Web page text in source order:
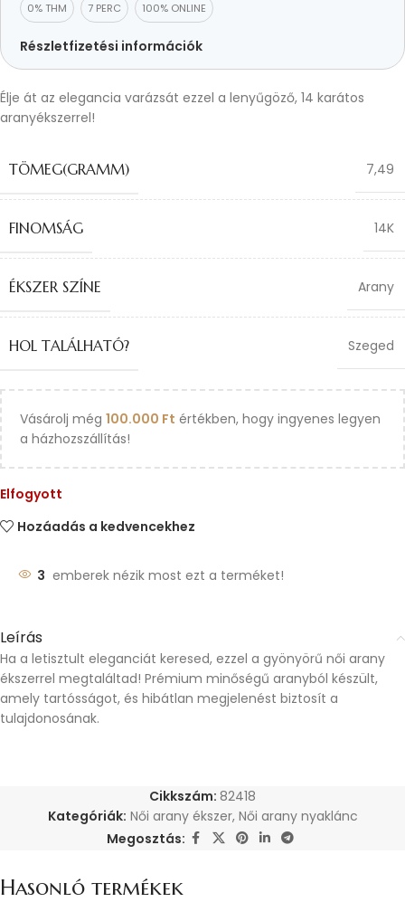
0% THM 7 PERC 100% ONLINE
Részletfizetési információk
Élje át az elegancia varázsát ezzel a lenyűgöző, 14 karátos
aranyékszerrel!
TÖMEG(GRAMM) 7,49
FINOMSÁG 14K
ÉKSZER SZÍNE Arany
HOL TALÁLHATÓ? Szeged
Vásárolj még 100.000 Ft értékben, hogy ingyenes legyen
a házhozszállítás!
Elfogyott
Hozáadás a kedvencekhez
3 emberek nézik most ezt a terméket!
Leírás
Ha a letisztult eleganciát keresed, ezzel a gyönyörű női arany
ékszerrel megtaláltad! Prémium minőségű aranyból készült,
amely tartósságot, és hibátlan megjelenést biztosít a
tulajdonosának.
Cikkszám: 82418
Kategóriák: Női arany ékszer, Női arany nyaklánc
Megosztás:
Hasonló termékek